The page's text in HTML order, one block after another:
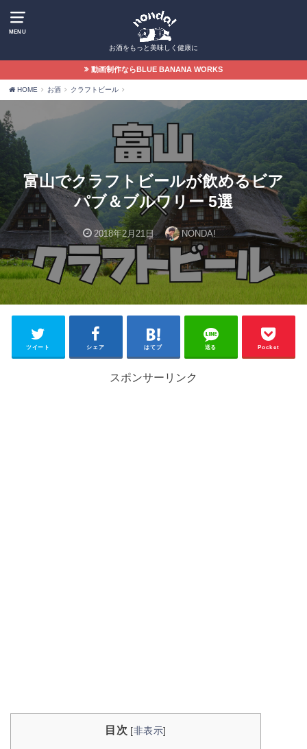
MENU
お酒をもっと美味しく健康に
動画制作ならBLUE BANANA WORKS
HOME お酒 クラフトビール
富山でクラフトビールが飲めるビア
パブ＆ブルワリー 5選
2018年2月21日 NONDA!
ツイート シェア はてブ 送る Pocket
スポンサーリンク
目次 [非表示]